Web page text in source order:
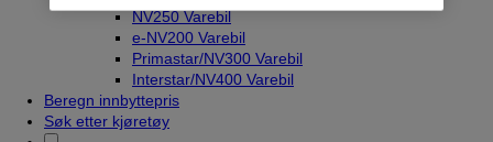
NV250 Varebil
e-NV200 Varebil
Primastar/NV300 Varebil
Interstar/NV400 Varebil
Beregn innbyttepris
Søk etter kjøretøy